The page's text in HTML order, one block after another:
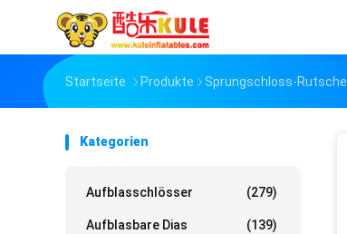
Startseite Produkte Sprungschloss-Rutsche
Kategorien
Aufblasschlösser (279)
Aufblasbare Dias (139)